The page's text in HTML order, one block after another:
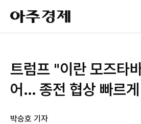
아
주
경
트럼프 "이란 모즈타
어… 종전 협상 빠르
박승호 기자